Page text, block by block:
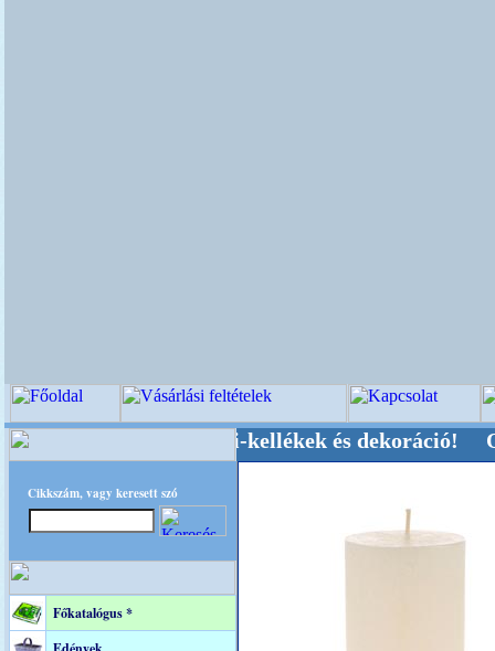
Cikkszám, vagy keresett szó
Főkatalógus *
, Kegyeleti-kellékek és dekoráció!